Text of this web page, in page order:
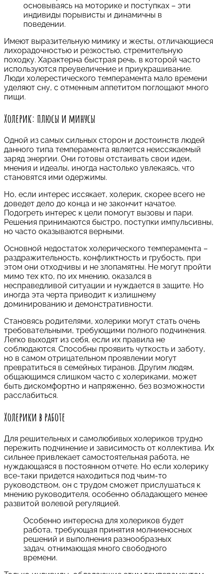
основываясь на моторике и поступках – эти
индивиды порывисты и динамичны в
поведении.
Имеют выразительную мимику и жесты, отличающиеся
лихорадочностью и резкостью, стремительную
походку. Характерна быстрая речь, в которой часто
используются преувеличение и приукрашивание.
Люди холерестического темперамента мало времени
уделяют сну, с отменным аппетитом поглощают много
пищи.
Холерик: плюсы и минусы
Одной из самых сильных сторон и достоинств людей
данного типа темперамента является неиссякаемый
заряд энергии. Они готовы отстаивать свои идеи,
мнения и идеалы, иногда настолько увлекаясь, что
становятся ими одержимы.
Но, если интерес иссякает, холерик, скорее всего не
доведет дело до конца и не закончит начатое.
Подогреть интерес к цели помогут вызовы и пари.
Решения принимаются быстро, поступки импульсивны,
но часто оказываются верными.
Основной недостаток холерического темперамента –
раздражительность, конфликтность и грубость, при
этом они отходчивы и не злопамятны. Не могут пройти
мимо тех кто, по их мнению, оказался в
несправедливой ситуации и нуждается в защите. Но
иногда эта черта приводит к излишнему
доминированию и демонстративности.
Становясь родителями, холерики могут стать очень
требовательными, требующими полного подчинения.
Легко выходят из себя, если их правила не
соблюдаются. Способны проявить чуткость и заботу,
но в самом отрицательном проявлении могут
превратиться в семейных тиранов. Другим людям,
общающимся слишком часто с холериками, может
быть дискомфортно и напряженно, без возможности
расслабиться.
Холерики в работе
Для решительных и самолюбивых холериков трудно
пережить подчинение и зависимость от коллектива. Их
сильнее привлекает самостоятельная работа, не
нуждающаяся в постоянном отчете. Но если холерику
все-таки придется находиться под чьим-то
руководством, он с трудом сможет прислушаться к
мнению руководителя, особенно обладающего менее
развитой волевой регуляцией.
Особенно интересна для холериков будет
работа, требующая принятия молниеносных
решений и выполнения разнообразных
задач, отнимающая много свободного
времени.